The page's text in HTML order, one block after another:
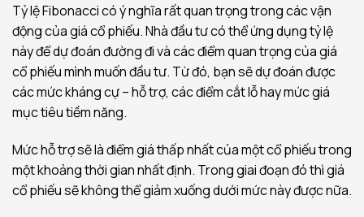
Tỷ lệ Fibonacci có ý nghĩa rất quan trọng trong các vận
động của giá cổ phiếu. Nhà đầu tư có thể ứng dụng tỷ lệ
này để dự đoán đường đi và các điểm quan trọng của giá
cổ phiếu mình muốn đầu tư. Từ đó, bạn sẽ dự đoán được
các mức kháng cự – hỗ trợ, các điểm cắt lỗ hay mức giá
mục tiêu tiềm năng.
Mức hỗ trợ sẽ là điểm giá thấp nhất của một cổ phiếu trong
một khoảng thời gian nhất định. Trong giai đoạn đó thì giá
cổ phiếu sẽ không thể giảm xuống dưới mức này được nữa.